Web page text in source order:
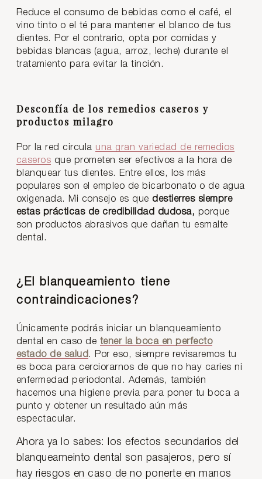
Reduce el consumo de bebidas como el café, el
vino tinto o el té para mantener el blanco de tus
dientes. Por el contrario, opta por comidas y
bebidas blancas (agua, arroz, leche) durante el
tratamiento para evitar la tinción.
Desconfía de los remedios caseros y
productos milagro
Por la red circula una gran variedad de remedios
caseros que prometen ser efectivos a la hora de
blanquear tus dientes. Entre ellos, los más
populares son el empleo de bicarbonato o de agua
oxigenada. Mi consejo es que destierres siempre
estas prácticas de credibilidad dudosa, porque
son productos abrasivos que dañan tu esmalte
dental.
¿El blanqueamiento tiene
contraindicaciones?
Únicamente podrás iniciar un blanqueamiento
dental en caso de tener la boca en perfecto
estado de salud . Por eso, siempre revisaremos tu
es boca para cerciorarnos de que no hay caries ni
enfermedad periodontal. Además, también
hacemos una higiene previa para poner tu boca a
punto y obtener un resultado aún más
espectacular.
Ahora ya lo sabes: los efectos secundarios del
blanqueameinto dental son pasajeros, pero sí
hay riesgos en caso de no ponerte en manos